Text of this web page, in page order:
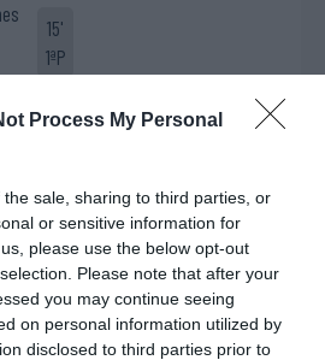
Process My Personal
sale, sharing to third parties, or
or sensitive information for
please use the below opt-out
Please note that after your
you may continue seeing
on personal information utilized by
disclosed to third parties prior to
15'
1ªP
18'
0-4 Gonçalo Pinto
20'
1ªP
Timeout SL Benfica
Fim da 1ª parte.